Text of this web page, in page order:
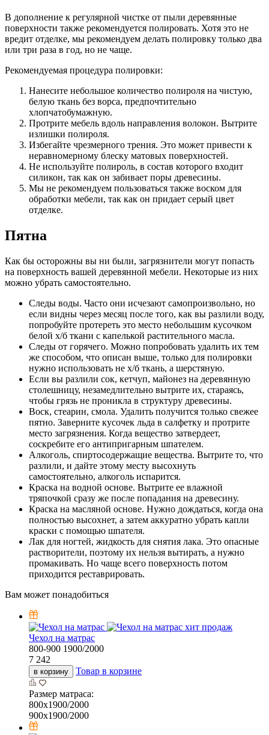
В дополнение к регулярной чистке от пыли деревянные
поверхности также рекомендуется полировать. Хотя это не
вредит отделке, мы рекомендуем делать полировку только два
или три раза в год, но не чаще.
Рекомендуемая процедура полировки:
Нанесите небольшое количество полироля на чистую,
белую ткань без ворса, предпочтительно
хлопчатобумажную.
Протрите мебель вдоль направления волокон. Вытрите
излишки полироля.
Избегайте чрезмерного трения. Это может привести к
неравномерному блеску матовых поверхностей.
Не используйте полироль, в состав которого входит
силикон, так как он забивает поры древесины.
Мы не рекомендуем пользоваться также воском для
обработки мебели, так как он придает серый цвет
отделке.
Пятна
Как бы осторожны вы ни были, загрязнители могут попасть
на поверхность вашей деревянной мебели. Некоторые из них
можно убрать самостоятельно.
Следы воды. Часто они исчезают самопроизвольно, но
если видны через месяц после того, как вы разлили воду,
попробуйте протереть это место небольшим кусочком
белой х/б ткани с капелькой растительного масла.
Следы от горячего. Можно попробовать удалить их тем
же способом, что описан выше, только для полировки
нужно использовать не х/б ткань, а шерстяную.
Если вы разлили сок, кетчуп, майонез на деревянную
столешницу, незамедлительно вытрите их, стараясь,
чтобы грязь не проникла в структуру древесины.
Воск, стеарин, смола. Удалить получится только свежее
пятно. Заверните кусочек льда в салфетку и протрите
место загрязнения. Когда вещество затвердеет,
соскребите его антипригарным шпателем.
Алкоголь, спиртосодержащие вещества. Вытрите то, что
разлили, и дайте этому месту высохнуть
самостоятельно, алкоголь испарится.
Краска на водной основе. Вытрите ее влажной
тряпочкой сразу же после попадания на древесину.
Краска на масляной основе. Нужно дождаться, когда она
полностью высохнет, а затем аккуратно убрать капли
краски с помощью шпателя.
Лак для ногтей, жидкость для снятия лака. Это опасные
растворители, поэтому их нельзя вытирать, а нужно
промакивать. Но чаще всего поверхность потом
приходится реставрировать.
Вам может понадобиться
хит продаж
Чехол на матрас
800-900 1900/2000
7 242
в корзину Товар в корзине
Размер матраса:
800х1900/2000
900х1900/2000